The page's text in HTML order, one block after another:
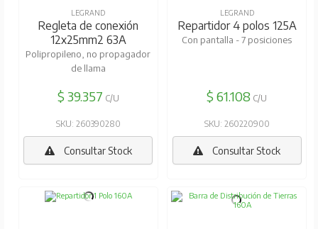
LEGRAND
Regleta de conexión
12x25mm2 63A
Polipropileno, no propagador
de llama
$ 39.357 C/U
SKU: 260390280
Consultar Stock
LEGRAND
Repartidor 4 polos 125A
Con pantalla - 7 posiciones
$ 61.108 C/U
SKU: 260220900
Consultar Stock